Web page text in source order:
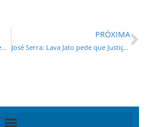
Bolsonaro, Maia e Alcolumbre defendem teto de gastos em pronunciamento
PRÓXIMA
José Serra: Lava Jato pede que Justiça retome tramitação de ação